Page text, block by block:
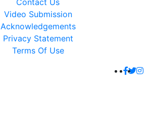
Contact Us
Video Submission
Acknowledgements
Privacy Statement
Terms Of Use